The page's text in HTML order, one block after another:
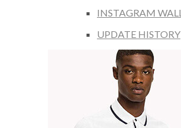
INSTAGRAM WALL
UPDATE HISTORY